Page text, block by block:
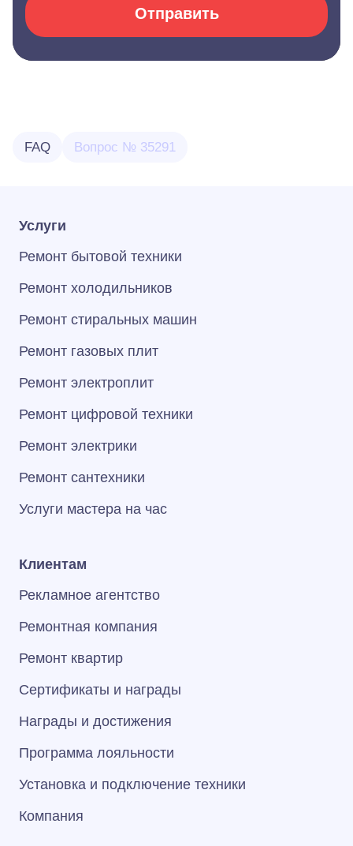
Отправить
FAQ Вопрос № 35291
Услуги
Ремонт бытовой техники
Ремонт холодильников
Ремонт стиральных машин
Ремонт газовых плит
Ремонт электроплит
Ремонт цифровой техники
Ремонт электрики
Ремонт сантехники
Услуги мастера на час
Клиентам
Рекламное агентство
Ремонтная компания
Ремонт квартир
Сертификаты и награды
Награды и достижения
Программа лояльности
Установка и подключение техники
Компания